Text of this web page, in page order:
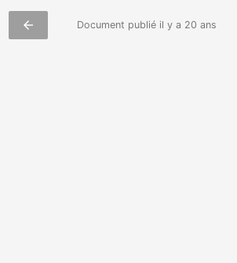
arrow_back Document publié il y a 20 ans